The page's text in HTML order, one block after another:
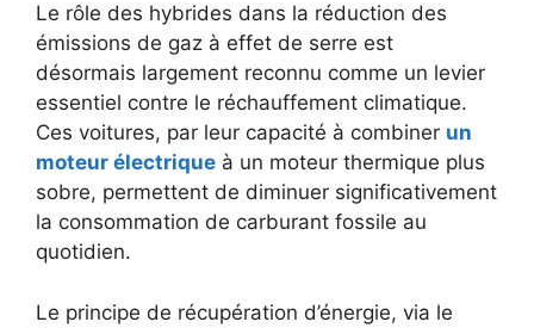
Le rôle des hybrides dans la réduction des
émissions de gaz à effet de serre est
désormais largement reconnu comme un levier
essentiel contre le réchauffement climatique.
Ces voitures, par leur capacité à combiner un
moteur électrique à un moteur thermique plus
sobre, permettent de diminuer significativement
la consommation de carburant fossile au
quotidien.
Le principe de récupération d’énergie, via le